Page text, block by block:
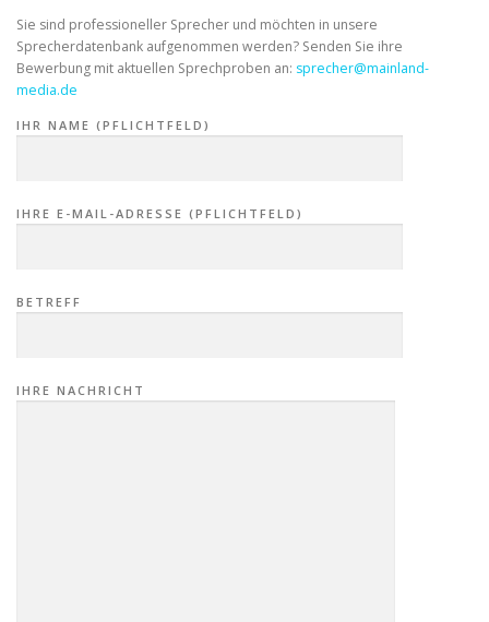
Sie sind professioneller Sprecher und möchten in unsere
Sprecherdatenbank aufgenommen werden? Senden Sie ihre
Bewerbung mit aktuellen Sprechproben an: sprecher@mainland-
media.de
IHR NAME (PFLICHTFELD)
IHRE E-MAIL-ADRESSE (PFLICHTFELD)
BETREFF
IHRE NACHRICHT